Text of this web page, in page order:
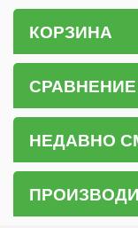
КОРЗИНА
НЕДАВНО